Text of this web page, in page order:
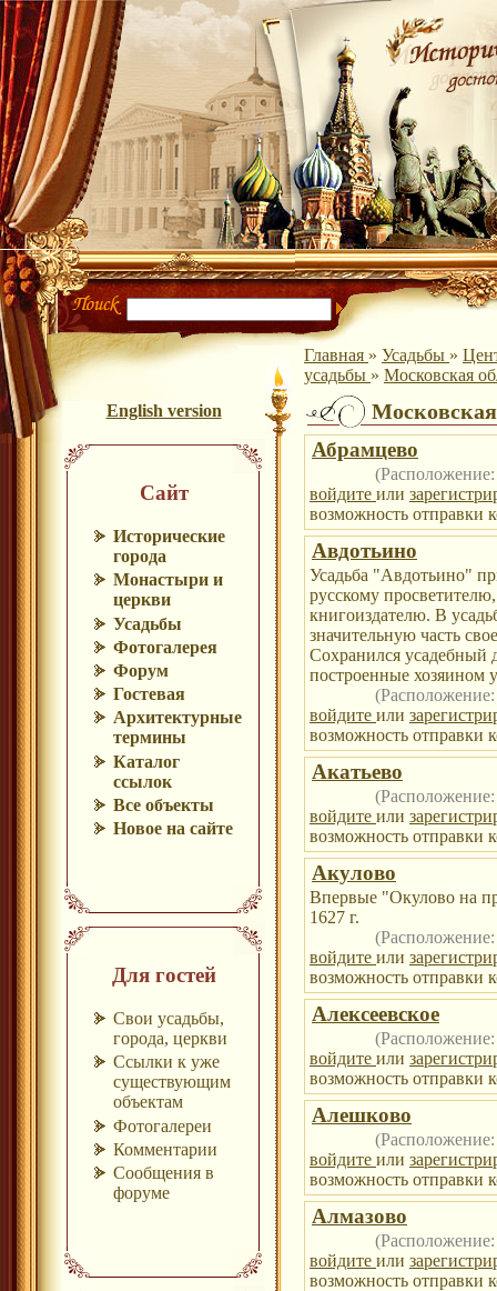
English version
Сайт
Исторические
города
Монастыри и
церкви
Усадьбы
Фотогалерея
Форум
Гостевая
Архитектурные
термины
Каталог
ссылок
Все объекты
Новое на сайте
Для гостей
Свои усадьбы,
города, церкви
Ссылки к уже
существующим
объектам
Фотогалереи
Комментарии
Сообщения в
форуме
Главная » Усадьбы »
усадьбы » Московская
Абрамцево
войдите или
возможность отправки
Авдотьино
Усадьба "Авдотьино"
русскому
книгоиздателю. В
значительную часть
Сохранился усадебный
построенные хозяином
войдите или
возможность отправки
Акатьево
войдите или
возможность отправки
Акулово
Впервые "Окулово на
1627 г.
войдите или
возможность отправки
Алексеевское
войдите или
возможность отправки
Алешково
войдите или
возможность отправки
Алмазово
войдите или
возможность отправки